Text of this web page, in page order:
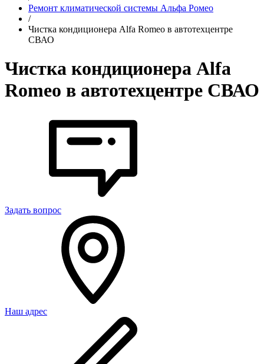
Ремонт климатической системы Альфа Ромео
/
Чистка кондиционера Alfa Romeo в автотехцентре
СВАО
Чистка кондиционера Alfa
Romeo в автотехцентре СВАО
Задать вопрос
Наш адрес